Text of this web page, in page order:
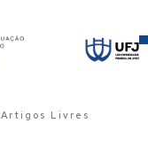
Artigos Livres